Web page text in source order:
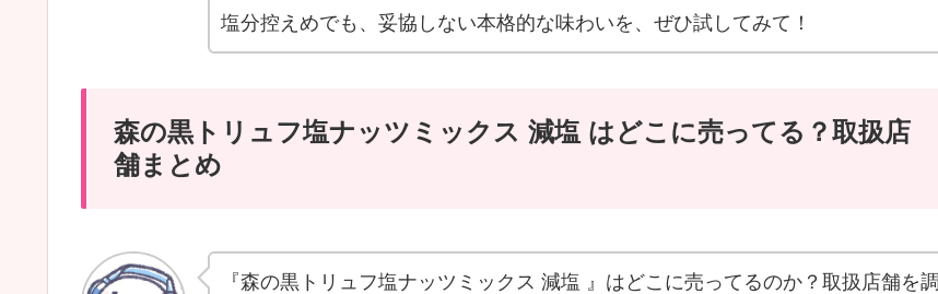
塩分控えめでも、妥協しない本格的な味わいを、ぜひ試してみて！
森の黒トリュフ塩ナッツミックス 減塩 はどこに売ってる？取扱店
舗まとめ
『森の黒トリュフ塩ナッツミックス 減塩 』はどこに売ってるのか？取扱店舗を調